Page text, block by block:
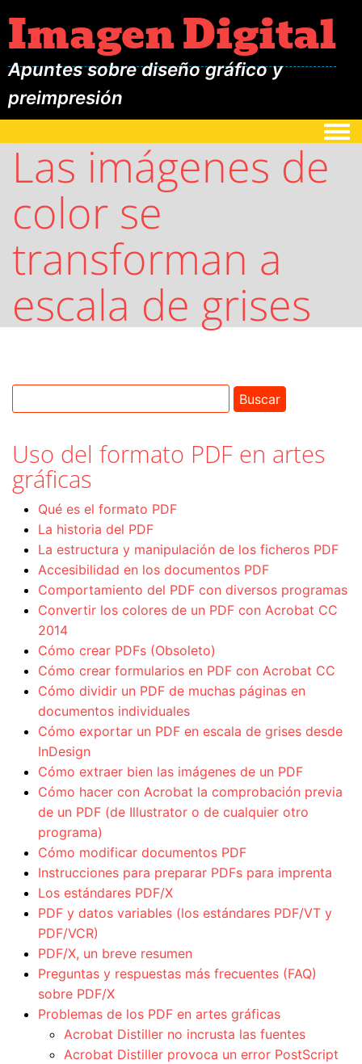
Imagen Digital
Apuntes sobre diseño gráfico y
preimpresión
Las imágenes de
color se
transforman a
escala de grises
Uso del formato PDF en artes
gráficas
Qué es el formato PDF
La historia del PDF
La estructura y manipulación de los ficheros PDF
Accesibilidad en los documentos PDF
Comportamiento del PDF con diversos programas
Convertir los colores de un PDF con Acrobat CC
2014
Cómo crear PDFs (Obsoleto)
Cómo crear formularios en PDF con Acrobat CC
Cómo dividir un PDF de muchas páginas en
documentos individuales
Cómo exportar un PDF en escala de grises desde
InDesign
Cómo extraer bien las imágenes de un PDF
Cómo hacer con Acrobat la comprobación previa
de un PDF (de Illustrator o de cualquier otro
programa)
Cómo modificar documentos PDF
Instrucciones para preparar PDFs para imprenta
Los estándares PDF/X
PDF y datos variables (los estándares PDF/VT y
PDF/VCR)
PDF/X, un breve resumen
Preguntas y respuestas más frecuentes (FAQ)
sobre PDF/X
Problemas de los PDF en artes gráficas
Acrobat Distiller no incrusta las fuentes
Acrobat Distiller provoca un error PostScript